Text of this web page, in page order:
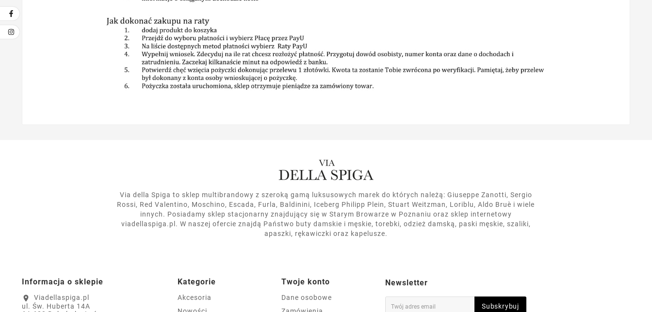
Via della Spiga to sklep multibrandowy z szeroką gamą luksusowych marek do których należą: Giuseppe Zanotti, Sergio
Rossi, Red Valentino, Moschino, Escada, Furla, Baldinini, Iceberg Philipp Plein, Stuart Weitzman, Loriblu, Aldo Bruè i wiele
innych. Posiadamy sklep stacjonarny znajdujący się w Starym Browarze w Poznaniu oraz sklep internetowy
viadellaspiga.pl. W naszej ofercie znajdą Państwo buty damskie i męskie, torebki, odzież damską, paski męskie, szaliki,
apaszki, rękawiczki oraz kapelusze.
Informacja o sklepie
location_on
Viadellaspiga.pl
ul. Św. Huberta 14A
Kategorie
Akcesoria
Twoje konto
Dane osobowe
Newsletter
Subskrybuj